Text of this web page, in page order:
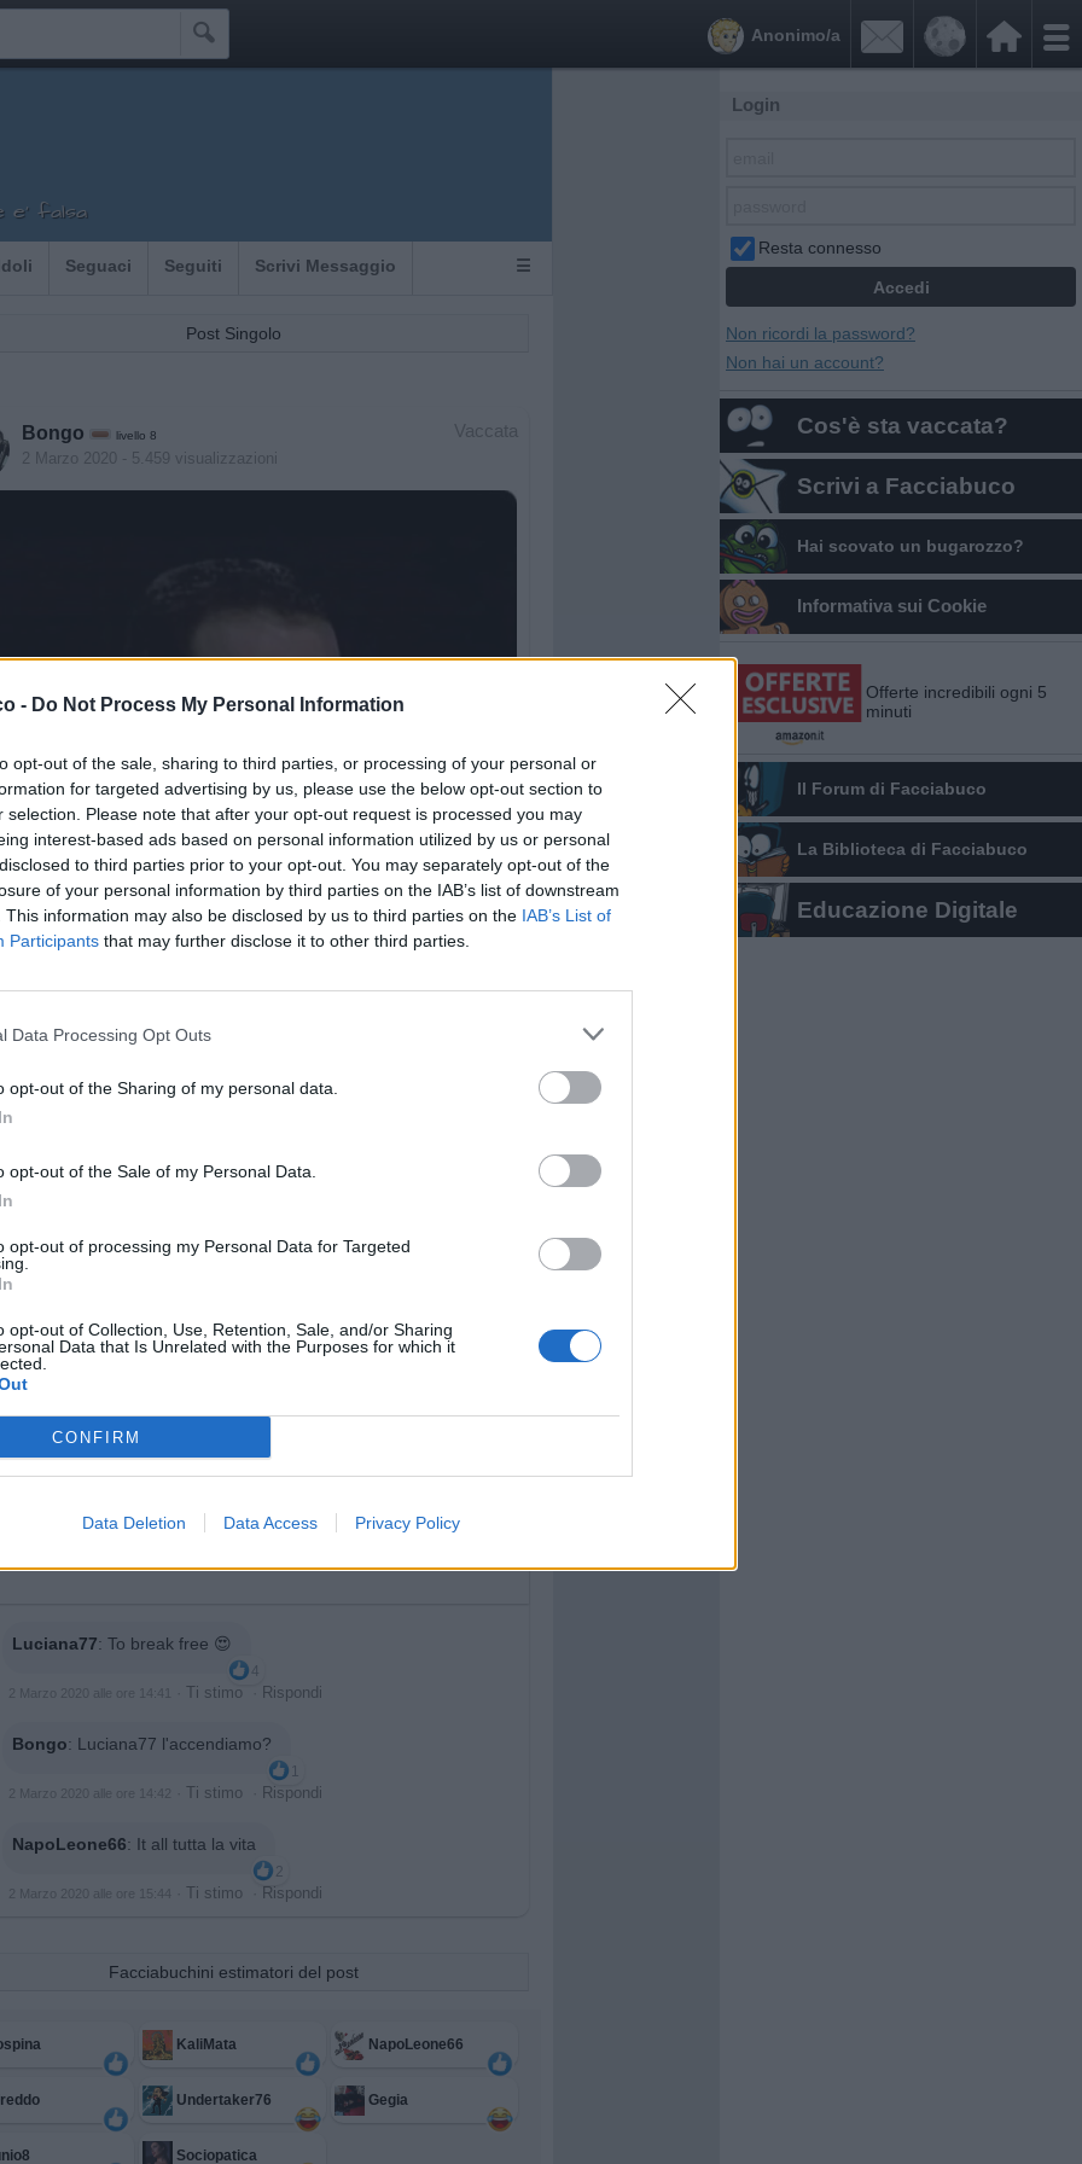
- Do Not Process My Personal Information
opt-out of the sale, sharing to third parties, or processing of your personal or
for targeted advertising by us, please use the below opt-out section to
selection. Please note that after your opt-out request is processed you may
interest-based ads based on personal information utilized by us or personal
to third parties prior to your opt-out. You may separately opt-out of the
of your personal information by third parties on the IAB’s list of downstream
This information may also be disclosed by us to third parties on the IAB’s List of
Participants that may further disclose it to other third parties.
Data Processing Opt Outs
opt-out of the Sharing of my personal data.
opt-out of the Sale of my Personal Data.
opt-out of processing my Personal Data for Targeted
opt-out of Collection, Use, Retention, Sale, and/or Sharing
Data that Is Unrelated with the Purposes for which it
CONFIRM
Data Deletion Data Access Privacy Policy
 

Anonimo/a
e' falsa
Seguaci Seguiti Scrivi Messaggio ☰
Post Singolo
Vaccata
Bongo livello 8
2 Marzo 2020 - 5.459 visualizzazioni
Stime: 8
Luciana77: To break free 😍
4
2 Marzo 2020 alle ore 14:41 Ti stimo Rispondi
Bongo: Luciana77 l'accendiamo?
1
2 Marzo 2020 alle ore 14:42 Ti stimo Rispondi
NapoLeone66: It all tutta la vita
2
2 Marzo 2020 alle ore 15:44 Ti stimo Rispondi
Facciabuchini estimatori del post
KaliMata NapoLeone66
Undertaker76 Gegia
Sociopatica
Login
Resta connesso
Non ricordi la password?
Non hai un account?
Cos'è sta vaccata?
Scrivi a Facciabuco
Hai scovato un bugarozzo?
Informativa sui Cookie
Offerte incredibili ogni 5
minuti
Il Forum di Facciabuco
La Biblioteca di Facciabuco
Educazione Digitale